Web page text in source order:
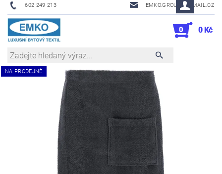
602 249 213 EMKO.GROUSL@EMAIL.CZ
0 0 Kč
NA PRODEJNĚ